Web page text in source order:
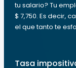
tu salario? Tu
$ 7,750. Es decir,
el que tanto te
Tasa